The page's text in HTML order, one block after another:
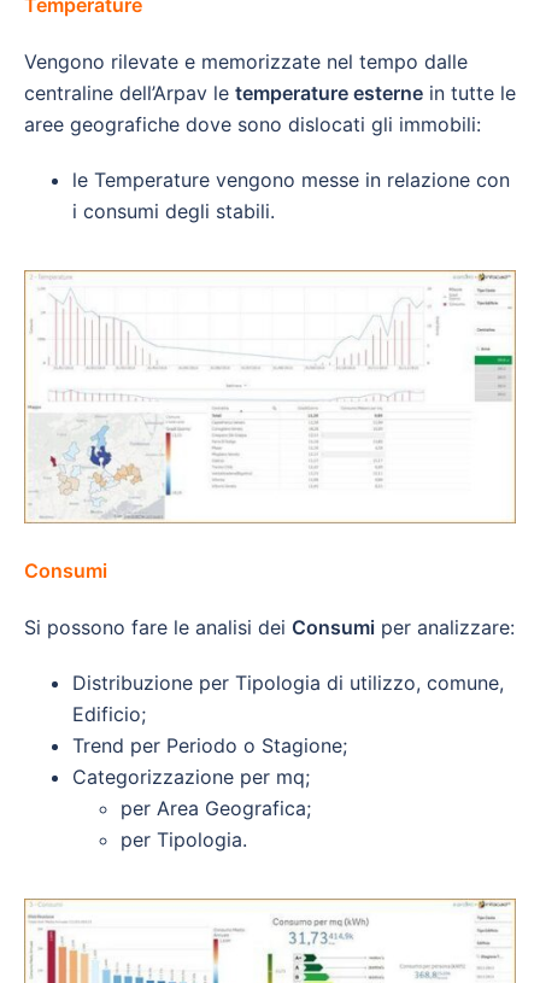
Vengono rilevate e memorizzate nel tempo dalle
centraline dell’Arpav le temperature esterne in tutte le
aree geografiche dove sono dislocati gli immobili:
le Temperature vengono messe in relazione con
i consumi degli stabili.
Consumi
Si possono fare le analisi dei Consumi per analizzare:
Distribuzione per Tipologia di utilizzo, comune,
Edificio;
Trend per Periodo o Stagione;
Categorizzazione per mq;
per Area Geografica;
per Tipologia.